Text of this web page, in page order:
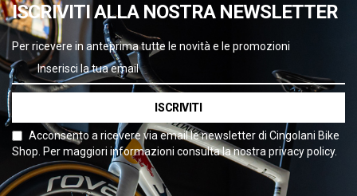
ISCRIVITI ALLA NOSTRA NEWSLETTER
Per ricevere in anteprima tutte le novità e le promozioni
ISCRIVITI
Acconsento a ricevere via email le newsletter di Cingolani Bike
Shop. Per maggiori informazioni consulta la nostra privacy policy.